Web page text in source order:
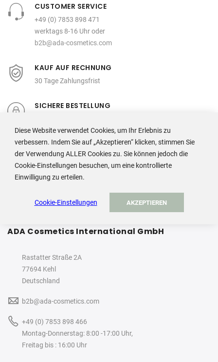
CUSTOMER SERVICE
+49 (0) 7853 898 471
werktags 8-16 Uhr oder
b2b@ada-cosmetics.com
KAUF AUF RECHNUNG
30 Tage Zahlungsfrist
SICHERE BESTELLUNG
individueller Kundenservice
ADA Cosmetics International GmbH
Rastatter Straße 2A
77694 Kehl
Deutschland
b2b@ada-cosmetics.com
+49 (0) 7853 898 466
Montag-Donnerstag: 8:00 -17:00 Uhr,
Freitag bis : 16:00 Uhr
Diese Website verwendet Cookies, um Ihr Erlebnis zu
verbessern. Indem Sie auf „Akzeptieren“ klicken, stimmen Sie
der Verwendung ALLER Cookies zu. Sie können jedoch die
Cookie-Einstellungen besuchen, um eine kontrollierte
Einwilligung zu erteilen.
Cookie-Einstellungen AKZEPTIEREN